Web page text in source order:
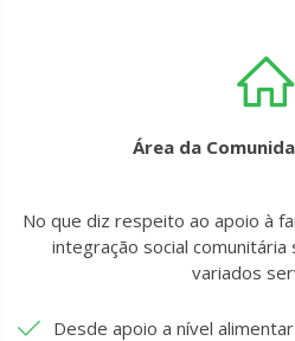
Área da
No que diz respeito ao apoio à
integração social
variados
Desde apoio a nível alimentar